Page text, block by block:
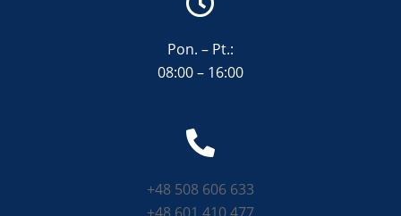
Pon. – Pt.:
08:00 – 16:00
+48 508 606 633